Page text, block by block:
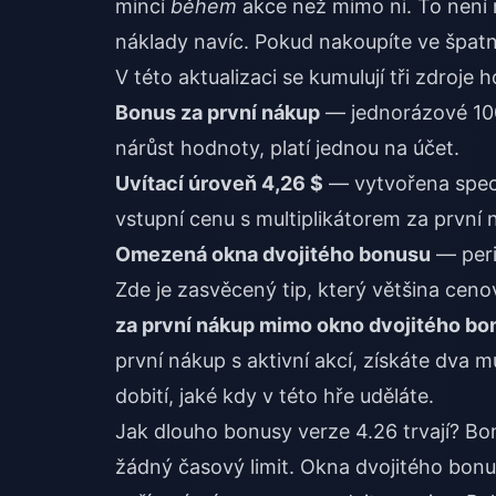
mincí během akce než mimo ni. To
náklady navíc. Pokud nakoupíte ve
V této aktualizaci se kumulují tři zdroje
Bonus za první nákup — jednorázové
nárůst hodnoty, platí jednou na účet.
Uvítací úroveň 4,26 $ — vytvořena
vstupní cenu s multiplikátorem za první
Omezená okna dvojitého bonusu —
Zde je zasvěcený tip, který většina
za první nákup mimo okno dvojitého
první nákup s aktivní akcí, získáte dva
dobití, jaké kdy v této hře uděláte.
Jak dlouho bonusy verze 4.26 trvají?
žádný časový limit. Okna dvojitého